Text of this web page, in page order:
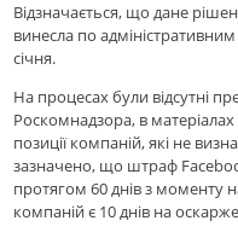
Відзначається, що дане
винесла по
січня.
На процесах були відсутні
Роскомнадзора, в
позиції компаній, які не
зазначено, що штраф
протягом 60 днів з моменту
компаній є 10 днів на